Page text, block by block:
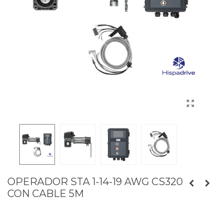
OPERADOR STA 1-14-19 AWG CS320
CON CABLE 5M